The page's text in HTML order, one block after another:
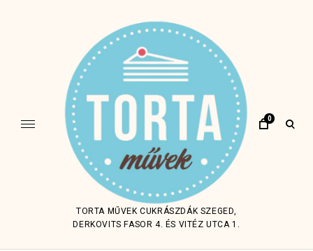
TORTA MŰVEK CUKRÁSZDÁK SZEGED,
DERKOVITS FASOR 4. ÉS VITÉZ UTCA 1.
0
open